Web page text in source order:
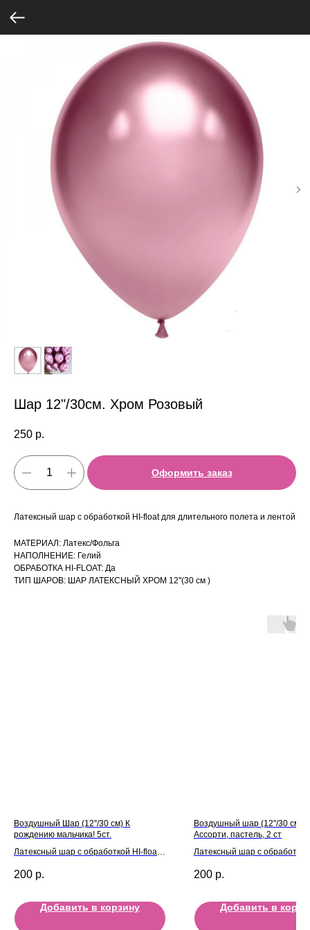
Шар 12"/30см. Хром Розовый
250 р.
Оформить заказ
Латексный шар с обработкой HI-float для длительного полета и лентой
МАТЕРИАЛ: Латекс/Фольга
НАПОЛНЕНИЕ: Гелий
ОБРАБОТКА HI-FLOAT: Да
ТИП ШАРОВ: ШАР ЛАТЕКСНЫЙ ХРОМ 12''(30 см )
Воздушный Шар (12''/30 см) К
рождению мальчика! 5ст.
Латексный шар с обработкой HI-float
200 р.
Добавить в корзину
Воздушный шар (12''/30 см)
Ассорти, пастель, 2 ст
Латексный шар с
200 р.
Добавить в